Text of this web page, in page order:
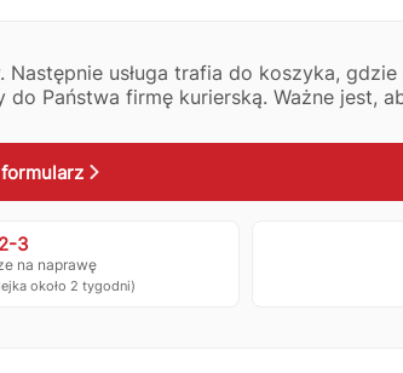
usługa trafia do koszyka, gdzie
Państwa firmę kurierską. Ważne jest,
2-3
na naprawę
około 2 tygodni)